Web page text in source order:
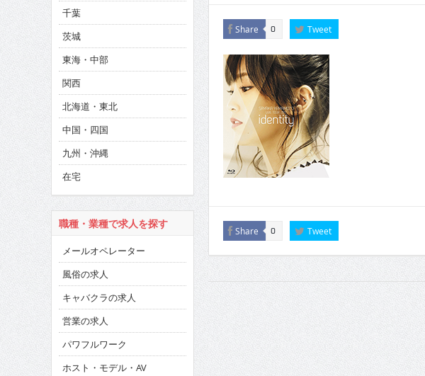
Share 0 Tweet
Share 0 Tweet
千葉
茨城
東海・中部
関西
北海道・東北
中国・四国
九州・沖縄
在宅
職種・業種で求人を探す
メールオペレーター
風俗の求人
キャバクラの求人
営業の求人
パワフルワーク
ホスト・モデル・AV